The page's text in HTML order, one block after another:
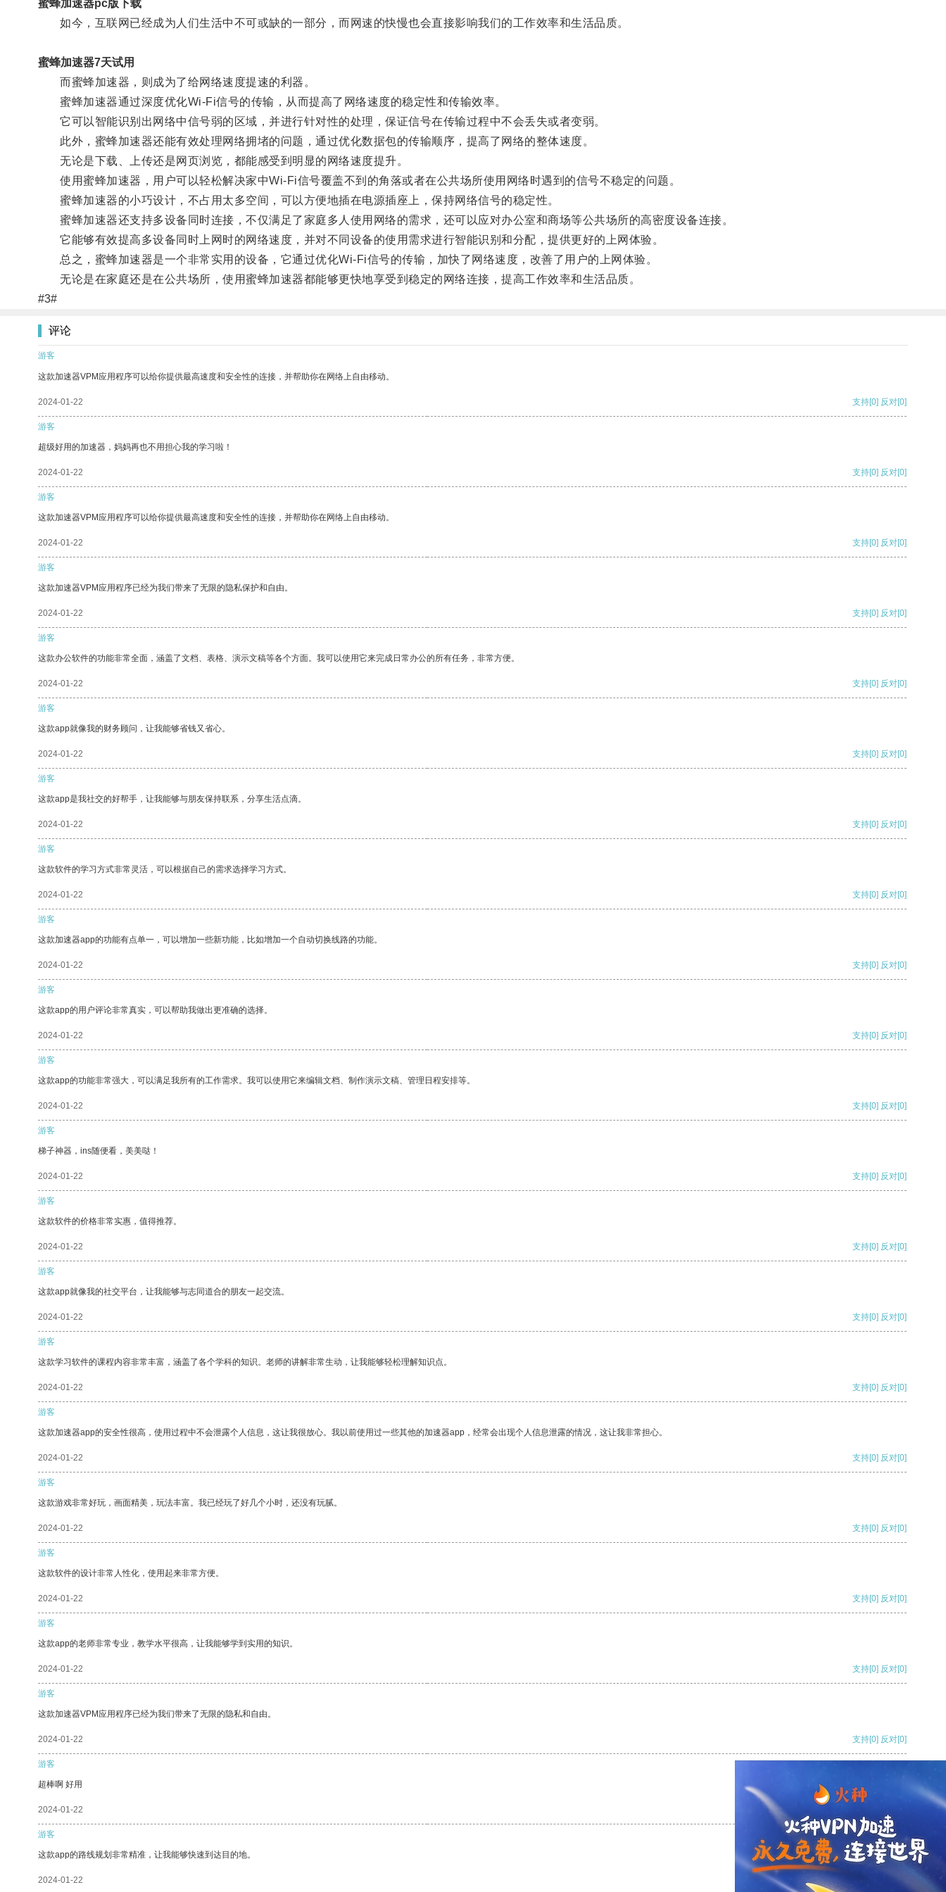
蜜蜂加速器pc版下载
如今，互联网已经成为人们生活中不可或缺的一部分，而网速的快慢也会直接影响我们的工作效率和生活品质。
蜜蜂加速器7天试用
而蜜蜂加速器，则成为了给网络速度提速的利器。
蜜蜂加速器通过深度优化Wi-Fi信号的传输，从而提高了网络速度的稳定性和传输效率。
它可以智能识别出网络中信号弱的区域，并进行针对性的处理，保证信号在传输过程中不会丢失或者变弱。
此外，蜜蜂加速器还能有效处理网络拥堵的问题，通过优化数据包的传输顺序，提高了网络的整体速度。
无论是下载、上传还是网页浏览，都能感受到明显的网络速度提升。
使用蜜蜂加速器，用户可以轻松解决家中Wi-Fi信号覆盖不到的角落或者在公共场所使用网络时遇到的信号不稳定的问题。
蜜蜂加速器的小巧设计，不占用太多空间，可以方便地插在电源插座上，保持网络信号的稳定性。
蜜蜂加速器还支持多设备同时连接，不仅满足了家庭多人使用网络的需求，还可以应对办公室和商场等公共场所的高密度设备连接。
它能够有效提高多设备同时上网时的网络速度，并对不同设备的使用需求进行智能识别和分配，提供更好的上网体验。
总之，蜜蜂加速器是一个非常实用的设备，它通过优化Wi-Fi信号的传输，加快了网络速度，改善了用户的上网体验。
无论是在家庭还是在公共场所，使用蜜蜂加速器都能够更快地享受到稳定的网络连接，提高工作效率和生活品质。
#3#
评论
游客
这款加速器VPM应用程序可以给你提供最高速度和安全性的连接，并帮助你在网络上自由移动。
2024-01-22 支持[0] 反对[0]
游客
超级好用的加速器，妈妈再也不用担心我的学习啦！
2024-01-22 支持[0] 反对[0]
游客
这款加速器VPM应用程序可以给你提供最高速度和安全性的连接，并帮助你在网络上自由移动。
2024-01-22 支持[0] 反对[0]
游客
这款加速器VPM应用程序已经为我们带来了无限的隐私保护和自由。
2024-01-22 支持[0] 反对[0]
游客
这款办公软件的功能非常全面，涵盖了文档、表格、演示文稿等各个方面。我可以使用它来完成日常办公的所有任务，非常方便。
2024-01-22 支持[0] 反对[0]
游客
这款app就像我的财务顾问，让我能够省钱又省心。
2024-01-22 支持[0] 反对[0]
游客
这款app是我社交的好帮手，让我能够与朋友保持联系，分享生活点滴。
2024-01-22 支持[0] 反对[0]
游客
这款软件的学习方式非常灵活，可以根据自己的需求选择学习方式。
2024-01-22 支持[0] 反对[0]
游客
这款加速器app的功能有点单一，可以增加一些新功能，比如增加一个自动切换线路的功能。
2024-01-22 支持[0] 反对[0]
游客
这款app的用户评论非常真实，可以帮助我做出更准确的选择。
2024-01-22 支持[0] 反对[0]
游客
这款app的功能非常强大，可以满足我所有的工作需求。我可以使用它来编辑文档、制作演示文稿、管理日程安排等。
2024-01-22 支持[0] 反对[0]
游客
梯子神器，ins随便看，美美哒！
2024-01-22 支持[0] 反对[0]
游客
这款软件的价格非常实惠，值得推荐。
2024-01-22 支持[0] 反对[0]
游客
这款app就像我的社交平台，让我能够与志同道合的朋友一起交流。
2024-01-22 支持[0] 反对[0]
游客
这款学习软件的课程内容非常丰富，涵盖了各个学科的知识。老师的讲解非常生动，让我能够轻松理解知识点。
2024-01-22 支持[0] 反对[0]
游客
这款加速器app的安全性很高，使用过程中不会泄露个人信息，这让我很放心。我以前使用过一些其他的加速器app，经常会出现个人信息泄露的情况，这让我非常担心。
2024-01-22 支持[0] 反对[0]
游客
这款游戏非常好玩，画面精美，玩法丰富。我已经玩了好几个小时，还没有玩腻。
2024-01-22 支持[0] 反对[0]
游客
这款软件的设计非常人性化，使用起来非常方便。
2024-01-22 支持[0] 反对[0]
游客
这款app的老师非常专业，教学水平很高，让我能够学到实用的知识。
2024-01-22 支持[0] 反对[0]
游客
这款加速器VPM应用程序已经为我们带来了无限的隐私和自由。
2024-01-22 支持[0] 反对[0]
游客
超棒啊 好用
2024-01-22
游客
这款app的路线规划非常精准，让我能够快速到达目的地。
2024-01-22 反对